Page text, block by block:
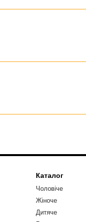
Каталог
Чоловіче
Жіноче
Дитяче